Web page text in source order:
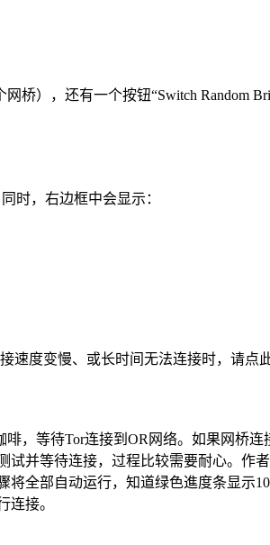
桥），还有一个按钮“Switch
时，右边框中会显示：
速度变慢、或长时间无法连接时，请点
，等待Tor连接到OR网络。如果网桥
并等待连接，过程比较需要耐心。作
全部自动运行，知道绿色進度条显示
连接。